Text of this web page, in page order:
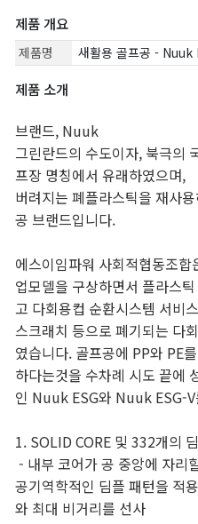
제품 개요
제품명 새활용 골프공 - Nuuk
제품 소개